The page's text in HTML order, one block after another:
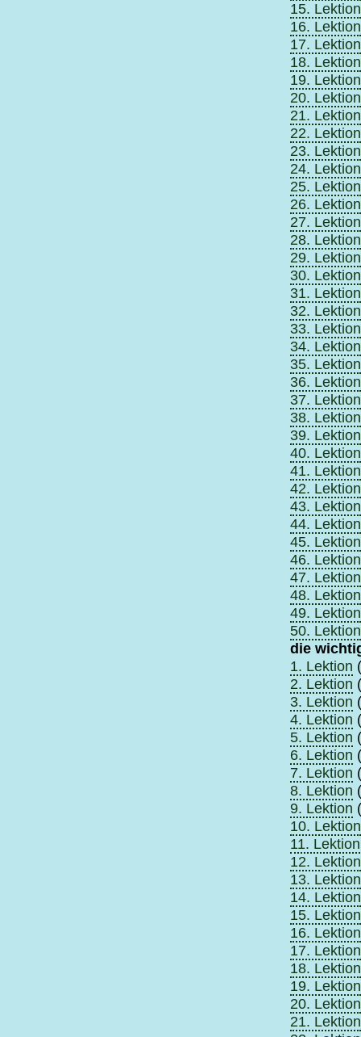
15. Lektion
16. Lektion
17. Lektion
18. Lektion
19. Lektion
20. Lektion
21. Lektion
22. Lektion
23. Lektion
24. Lektion
25. Lektion
26. Lektion
27. Lektion
28. Lektion
29. Lektion
30. Lektion
31. Lektion
32. Lektion
33. Lektion
34. Lektion
35. Lektion
36. Lektion
37. Lektion
38. Lektion
39. Lektion
40. Lektion
41. Lektion
42. Lektion
43. Lektion
44. Lektion
45. Lektion
46. Lektion
47. Lektion
48. Lektion
49. Lektion
50. Lektion
die
1. Lektion
2. Lektion
3. Lektion
4. Lektion
5. Lektion
6. Lektion
7. Lektion
8. Lektion
9. Lektion
10. Lektion
11. Lektion
12. Lektion
13. Lektion
14. Lektion
15. Lektion
16. Lektion
17. Lektion
18. Lektion
19. Lektion
20. Lektion
21. Lektion